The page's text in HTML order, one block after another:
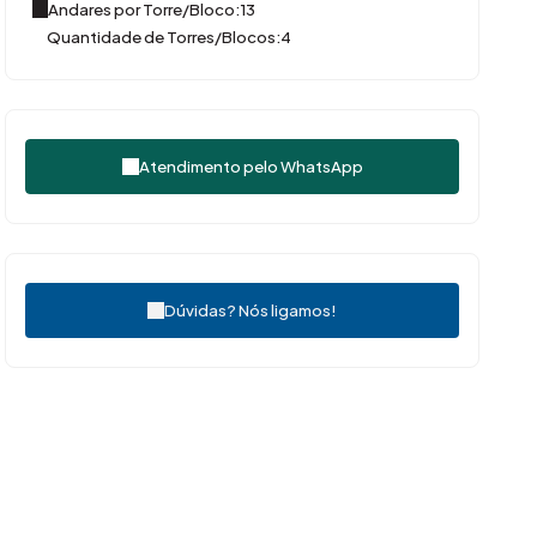
Andares por Torre/Bloco:13
Quantidade de Torres/Blocos:4
Atendimento peloWhatsApp
Dúvidas? Nós ligamos!